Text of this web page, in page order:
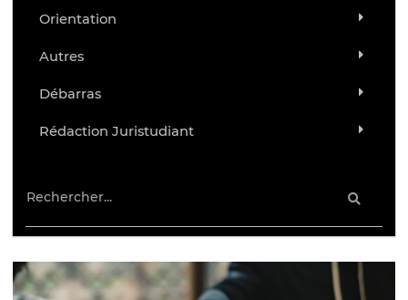
Orientation
Autres
Débarras
Rédaction Juristudiant